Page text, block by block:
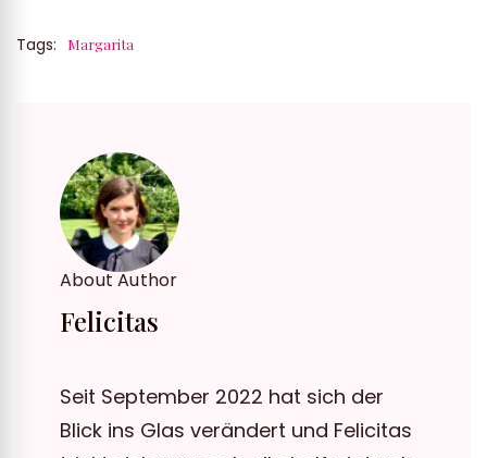
Tags: Margarita
About Author
Felicitas
Seit September 2022 hat sich der
Blick ins Glas verändert und Felicitas